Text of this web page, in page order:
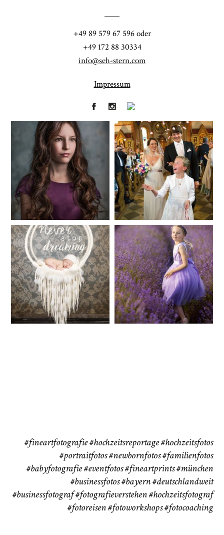
+49 89 579 67 596 oder
+49 172 88 30334
info@seh-stern.com
Impressum
Fineart
41
Hochzeit
183
Baby/Newborn
72
Kinder
111
#fineartfotografie #hochzeitsreportage #hochzeitsfotos
#portraitfotos #newbornfotos #familienfotos
#babyfotografie #eventfotos #fineartprints#münchen
#businessfotos#bayern #deutschlandweit
#businessfotograf#fotografieverstehen #hochzeitsfotograf
#fotoreisen #fotoworkshops #fotocoaching